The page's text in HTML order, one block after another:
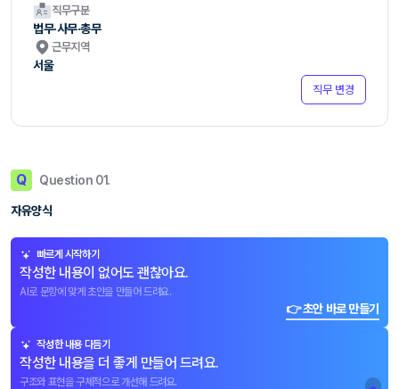
직무구분
법무·사무·총무
근무지역
서울
직무 변경
Q Question 01.
자유양식
빠르게 시작하기
작성한 내용이 없어도 괜찮아요.
AI로 문항에 맞게 초안을 만들어 드려요.
👉 초안 바로 만들기
작성한 내용 다듬기
작성한 내용을 더 좋게 만들어 드려요.
구조와 표현을 구체적으로 개선해 드려요.